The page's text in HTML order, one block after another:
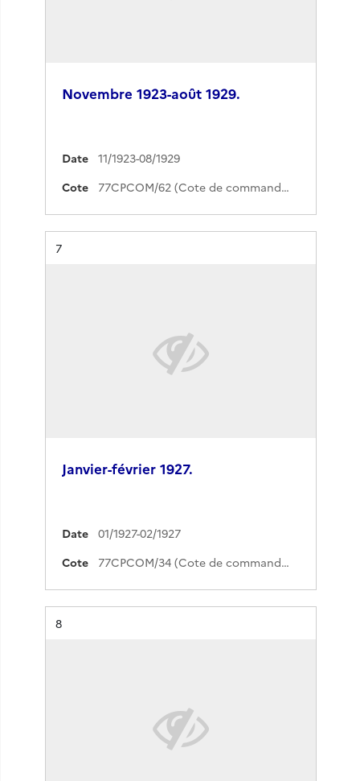
Novembre 1923-août 1929.
Date
11/1923-08/1929
Cote
77CPCOM/62 (Cote de commande)
Résultat n°
7
Janvier-février 1927.
Date
01/1927-02/1927
Cote
77CPCOM/34 (Cote de commande)
Résultat n°
8